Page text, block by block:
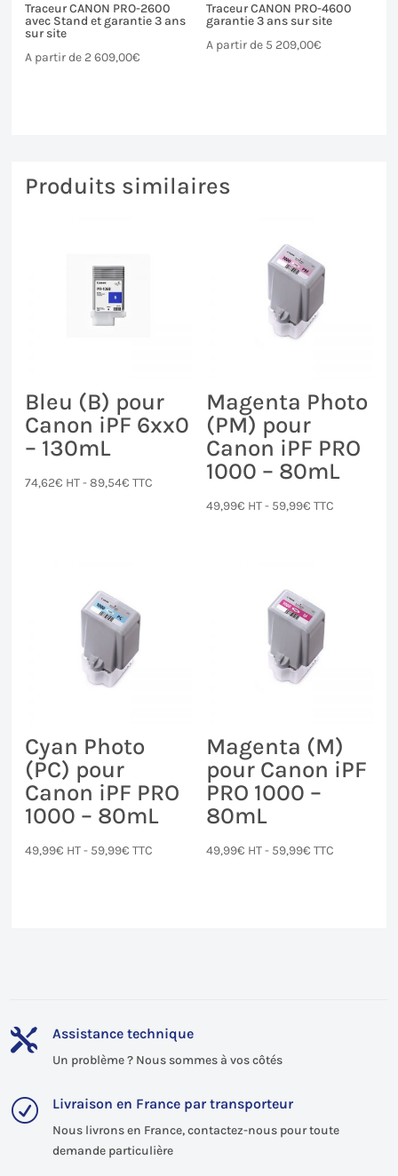
Traceur CANON PRO-2600
avec Stand et garantie 3 ans
sur site
A partir de 2 609,00€
Traceur CANON PRO-4600
garantie 3 ans sur site
A partir de 5 209,00€
Produits similaires
Bleu (B) pour
Canon iPF 6xx0
– 130mL
74,62€ HT -89,54€ TTC
Magenta Photo
(PM) pour
Canon iPF PRO
1000 – 80mL
49,99€ HT - 59,99€ TTC
Cyan Photo
(PC) pour
Canon iPF PRO
1000 – 80mL
49,99€ HT - 59,99€ TTC
Magenta (M)
pour Canon iPF
PRO 1000 –
80mL
49,99€ HT - 59,99€ TTC
 Assistance technique
Un problème ? Nous sommes à vos côtés
R Livraison en France par transporteur
Nous livrons en France, contactez-nous pour toute
demande particulière